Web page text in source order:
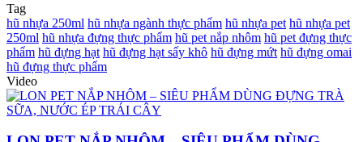
Tag
hũ nhựa 250ml hũ nhựa ngành thực phẩm hũ nhựa pet hũ nhựa pet
250ml hũ nhựa đựng thực phẩm hũ pet nắp nhôm hũ pet đựng thực
phẩm hũ đựng hạt hũ đựng hạt sấy khô hũ đựng mứt hũ đựng omai
hũ đựng thực phẩm
Video